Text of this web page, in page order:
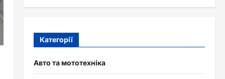
Категорії
Авто та мототехніка